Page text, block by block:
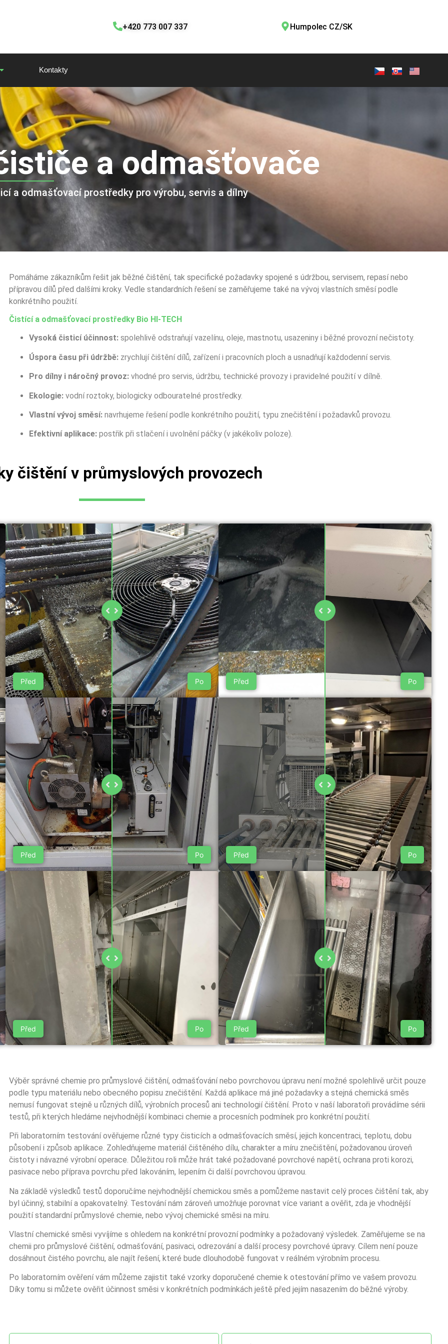
+420 773 007 337 Humpolec CZ/SK
Kontakty
a odmašťovače
a odmašťovací prostředky pro výrobu, servis a dílny
Pomáháme zákazníkům řešit jak běžné čištění, tak specifické požadavky spojené s údržbou, servisem, repasí nebo
přípravou dílů před dalšími kroky. Vedle standardních řešení se zaměřujeme také na vývoj vlastních směsí podle
konkrétního použití.
Čistící a odmašťovací prostředky Bio HI-TECH
Vysoká čisticí účinnost:spolehlivě odstraňují vazelínu, oleje, mastnotu, usazeniny i běžné provozní nečistoty.
Úspora času při údržbě:zrychlují čištění dílů, zařízení i pracovních ploch a usnadňují každodenní servis.
Pro dílny i náročný provoz:vhodné pro servis, údržbu, technické provozy i pravidelné použití v dílně.
Ekologie:vodní roztoky, biologicky odbouratelné prostředky.
Vlastní vývoj směsí:navrhujeme řešení podle konkrétního použití, typu znečištění i požadavků provozu.
Efektivní aplikace: postřik při stlačení i uvolnění páčky (v jakékoliv poloze).
čištění v průmyslových provozech
Před Po Před Po
Před Po Před Po
Před Po Před Po
Výběr správné chemie pro průmyslové čištění, odmašťování nebo povrchovou úpravu není možné spolehlivě určit pouze
podle typu materiálu nebo obecného popisu znečištění. Každá aplikace má jiné požadavky a stejná chemická směs
nemusí fungovat stejně u různých dílů, výrobních procesů ani technologií čištění. Proto v naší laboratoři provádíme sérii
testů, při kterých hledáme nejvhodnější kombinaci chemie a procesních podmínek pro konkrétní použití.
Při laboratorním testování ověřujeme různé typy čisticích a odmašťovacích směsí, jejich koncentraci, teplotu, dobu
působení i způsob aplikace. Zohledňujeme materiál čištěného dílu, charakter a míru znečištění, požadovanou úroveň
čistoty i návazné výrobní operace. Důležitou roli může hrát také požadované povrchové napětí, ochrana proti korozi,
pasivace nebo příprava povrchu před lakováním, lepením či další povrchovou úpravou.
Na základě výsledků testů doporučíme nejvhodnější chemickou směs a pomůžeme nastavit celý proces čištění tak, aby
byl účinný, stabilní a opakovatelný. Testování nám zároveň umožňuje porovnat více variant a ověřit, zda je vhodnější
použití standardní průmyslové chemie, nebo vývoj chemické směsi na míru.
Vlastní chemické směsi vyvíjíme s ohledem na konkrétní provozní podmínky a požadovaný výsledek. Zaměřujeme se na
chemii pro průmyslové čištění, odmašťování, pasivaci, odrezování a další procesy povrchové úpravy. Cílem není pouze
dosáhnout čistého povrchu, ale najít řešení, které bude dlouhodobě fungovat v reálném výrobním procesu.
Po laboratorním ověření vám můžeme zajistit také vzorky doporučené chemie k otestování přímo ve vašem provozu.
Díky tomu si můžete ověřit účinnost směsi v konkrétních podmínkách ještě před jejím nasazením do běžné výroby.